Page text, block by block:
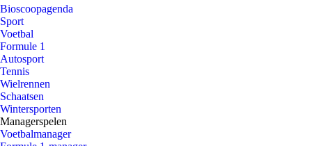
Bioscoopagenda
Sport
Voetbal
Formule 1
Autosport
Tennis
Wielrennen
Schaatsen
Wintersporten
Managerspelen
Voetbalmanager